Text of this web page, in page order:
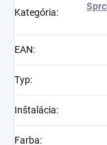
Kategória:
EAN:
Typ:
Inštalácia:
Farba: